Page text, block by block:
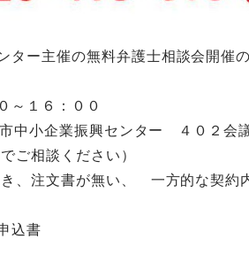
ー主催の無料弁護士相談会開催
１６：００
小企業振興センター ４０２会
相談ください）
、注文書が無い、 一方的な契約
込書